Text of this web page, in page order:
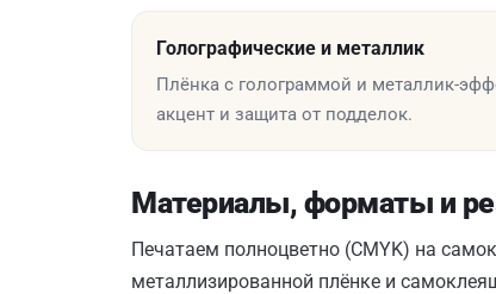
Голографические и металлик
Плёнка с голограммой и металлик-
акцент и защита от подделок.
Материалы, форматы и
Печатаем полноцветно (CMYK) на
металлизированной плёнке и